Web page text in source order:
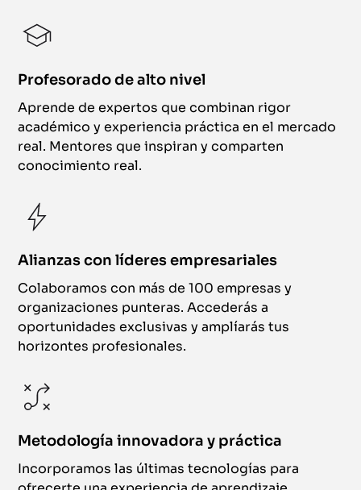
Profesorado de alto nivel
Aprende de expertos que combinan rigor
académico y experiencia práctica en el mercado
real. Mentores que inspiran y comparten
conocimiento real.
Alianzas con líderes empresariales
Colaboramos con más de 100 empresas y
organizaciones punteras. Accederás a
oportunidades exclusivas y amplíarás tus
horizontes profesionales.
Metodología innovadora y práctica
Incorporamos las últimas tecnologías para